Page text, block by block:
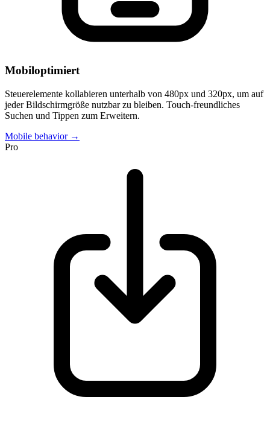
Mobiloptimiert
Steuerelemente kollabieren unterhalb von 480px und 320px, um auf
jeder Bildschirmgröße nutzbar zu bleiben. Touch-freundliches
Suchen und Tippen zum Erweitern.
Mobile behavior →
Pro